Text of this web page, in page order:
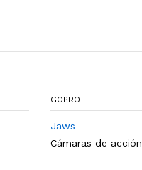
GOPRO
Jaws
Cámaras de acción